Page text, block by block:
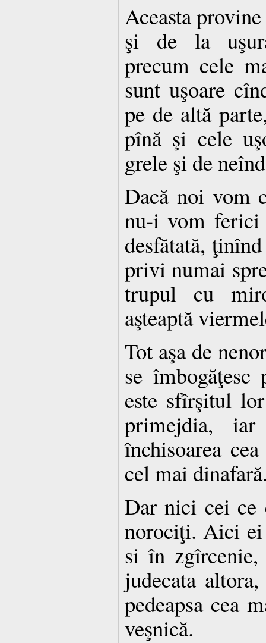
Aceasta
şi de la
precum cele
sunt uşoare
pe de altă
pînă şi cele
grele şi de
Dacă noi vom
nu-i vom ferici
desfătată,
privi numai
trupul cu
aşteaptă
Tot aşa de
se
este sfîrşitul
primejdia,
închisoarea
cel mai
Dar nici cei ce
norociţi. Aici ei
si în
judecata
pedeapsa cea
veşnică.